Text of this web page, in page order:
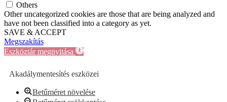
Others
Other uncategorized cookies are those that are being analyzed and
have not been classified into a category as yet.
SAVE & ACCEPT
Megszakítás
Eszköztár megnyitása
Akadálymentesítés eszközei
Betűméret növelése